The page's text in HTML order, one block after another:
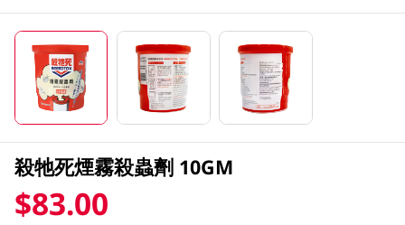
殺牠死煙霧殺蟲劑 10GM
$83.00